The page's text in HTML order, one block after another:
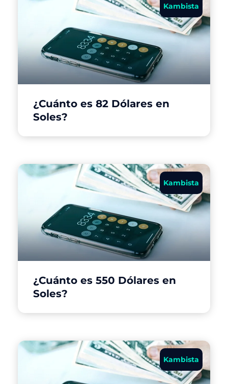
Kambista
¿Cuánto es 82 Dólares en
Soles?
Kambista
¿Cuánto es 550 Dólares en
Soles?
Kambista